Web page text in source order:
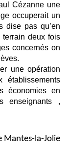
Cézanne une
occuperait un
dise pas qu’en
terrain deux fois
concernés on
une opération
économies en
enseignants ,
Mantes-la-Jolie